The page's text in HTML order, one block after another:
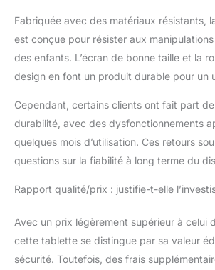
Définition des
contenus
pour chacun
profils enfant
CONTENU :
Possibilité de
télécharger
éducatives
tablette
(magasin
Fabriquée avec des matériaux résistants,
est conçue pour résister aux
des enfants. L’écran de bonne taille et la
design en font un produit durable pour un
Cependant, certains clients ont fait part
durabilité, avec des dysfonctionnements
quelques mois d’utilisation. Ces retours
questions sur la fiabilité à long terme du
Rapport qualité/prix : justifie-t-elle
Avec un prix légèrement supérieur à celui
cette tablette se distingue par sa valeur
sécurité. Toutefois, des frais